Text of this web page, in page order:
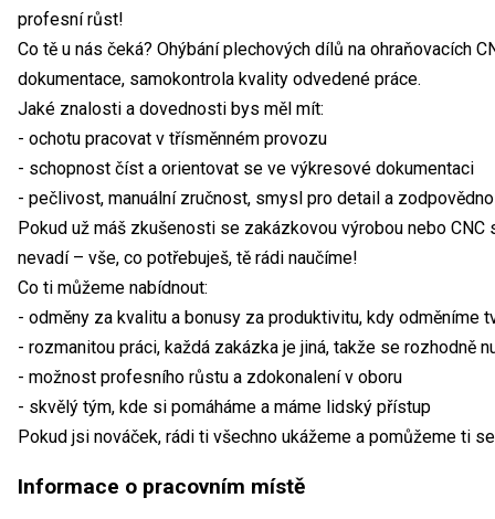
profesní růst!
Co tě u nás čeká? Ohýbání plechových dílů na ohraňovacích
dokumentace, samokontrola kvality odvedené práce.
Jaké znalosti a dovednosti bys měl mít:
- ochotu pracovat v třísměnném provozu
- schopnost číst a orientovat se ve výkresové dokumentaci
- pečlivost, manuální zručnost, smysl pro detail a
Pokud už máš zkušenosti se zakázkovou výrobou nebo CNC
nevadí – vše, co potřebuješ, tě rádi naučíme!
Co ti můžeme nabídnout:
- odměny za kvalitu a bonusy za produktivitu, kdy odměníme
- rozmanitou práci, každá zakázka je jiná, takže se rozhodně
- možnost profesního růstu a zdokonalení v oboru
- skvělý tým, kde si pomáháme a máme lidský přístup
Pokud jsi nováček, rádi ti všechno ukážeme a pomůžeme ti
Informace o pracovním místě